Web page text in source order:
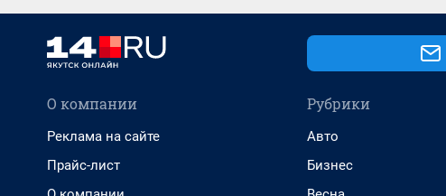
О компании
Реклама на сайте
Прайс-лист
Рубрики
Авто
Бизнес